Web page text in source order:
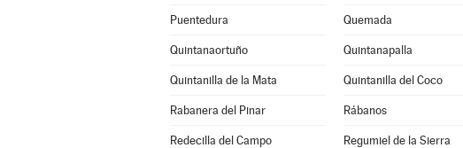
Puentedura Quemada
Quintanaortuño Quintanapalla
Quintanilla de la Mata Quintanilla del Coco
Rabanera del Pinar Rábanos
Redecilla del Campo Regumiel de la Sierra